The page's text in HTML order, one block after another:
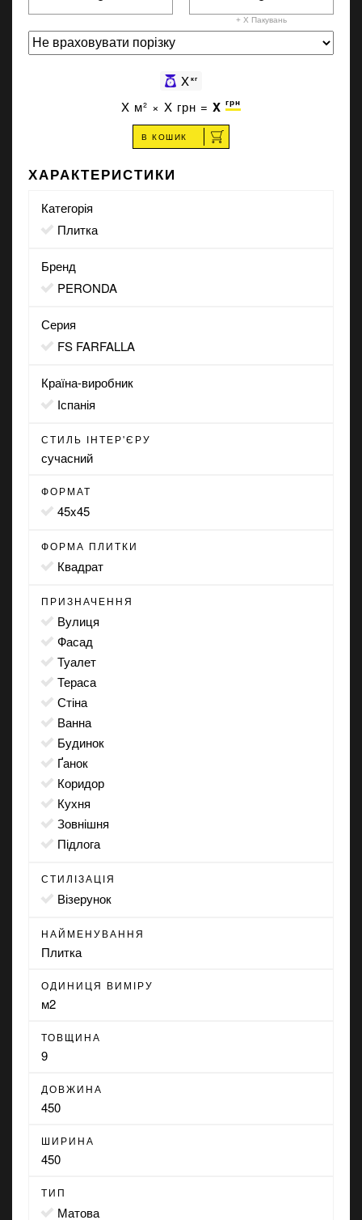
+ X Пакувань
Xкг
X м² × X грн = X грн
В КОШИК
ХАРАКТЕРИСТИКИ
Категорія
Плитка
Бренд
PERONDA
Серия
FS FARFALLA
Країна-виробник
Іспанія
СТИЛЬ ІНТЕР'ЄРУ
сучасний
ФОРМАТ
45x45
ФОРМА ПЛИТКИ
квадрат
ПРИЗНАЧЕННЯ
вулиця
фасад
туалет
тераса
стіна
ванна
будинок
ґанок
коридор
кухня
зовнішня
підлога
СТИЛІЗАЦІЯ
візерунок
НАЙМЕНУВАННЯ
Плитка
ОДИНИЦЯ ВИМІРУ
м2
ТОВЩИНА
9
ДОВЖИНА
450
ШИРИНА
450
ТИП
матова